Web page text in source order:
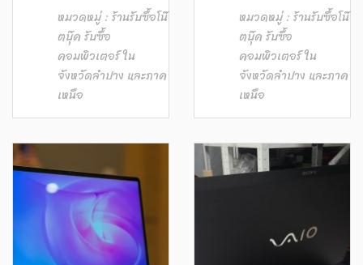
หมวดหมู่ : ร้านรับซื้อโน๊
ตบุ๊ค รับซื้อ
คอมพิวเตอร์ ใน
จังหวัดลำปาง และภาค
เหนือ
หมวดหมู่ : ร้านรับซื้อโน๊
ตบุ๊ค รับซื้อ
คอมพิวเตอร์ ใน
จังหวัดลำปาง และภาค
เหนือ